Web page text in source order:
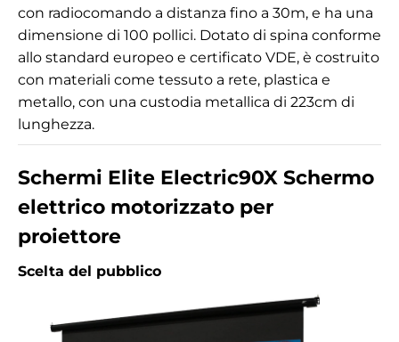
con radiocomando a distanza fino a 30m, e ha una
dimensione di 100 pollici. Dotato di spina conforme
allo standard europeo e certificato VDE, è costruito
con materiali come tessuto a rete, plastica e
metallo, con una custodia metallica di 223cm di
lunghezza.
Schermi Elite Electric90X Schermo
elettrico motorizzato per
proiettore
Scelta del pubblico